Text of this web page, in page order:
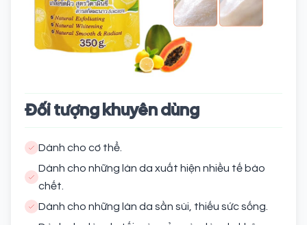
Đối tượng khuyên dùng
Dành cho cơ thể.
Dành cho những làn da xuất hiện nhiều tế bào
chết.
Dành cho những làn da sần sùi, thiếu sức sống.